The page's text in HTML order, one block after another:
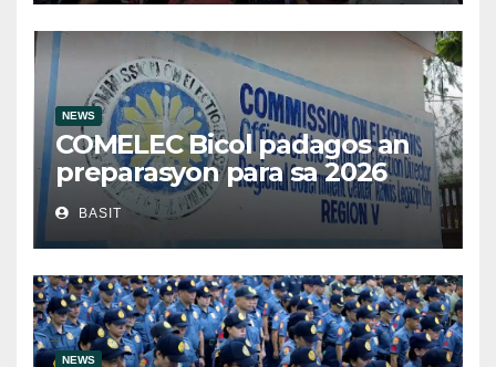
NEWS
COMELEC Bicol padagos an
preparasyon para sa 2026
BSKE
BASIT
NEWS